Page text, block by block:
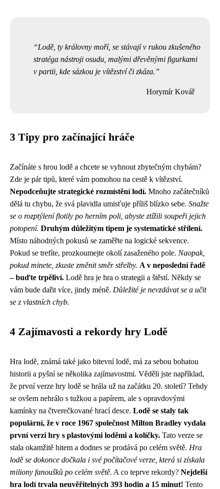
Lodě, ty královny moří, se stávají v rukou zkušeného
stratéga nástroji osudu, malými dřevěnými figurkami
v partii, kde sázkou je vítězství či zkáza.
Horymír Kovář
3 Tipy pro začínající hráče
Začínáte s hrou lodě a chcete se vyhnout zbytečným chybám?
Zde je pár tipů, které vám pomohou na cestě k vítězství.
Nepodceňujte strategické rozmístění lodí. Mnoho začátečníků
dělá tu chybu, že svá plavidla umisťuje příliš blízko sebe. Snažte
se o rozptýlení flotily po herním poli, abyste ztížili soupeři jejich
potopení. Druhým důležitým tipem je systematické střílení.
Místo náhodných pokusů se zaměřte na logické sekvence.
Pokud se trefíte, prozkoumejte okolí zasaženého pole. Naopak,
pokud minete, zkuste změnit směr střelby. A v neposlední řadě
– buďte trpěliví. Lodě hra je hra o strategii a štěstí. Někdy se
vám bude dařit více, jindy méně. Důležité je nevzdávat se a učit
se z vlastních chyb.
4 Zajímavosti a rekordy hry Lodě
Hra lodě, známá také jako bitevní lodě, má za sebou bohatou
historii a pyšní se několika zajímavostmi. Věděli jste například,
že první verze hry lodě se hrála už na začátku 20. století? Tehdy
se ovšem nehrálo s tužkou a papírem, ale s opravdovými
kamínky na čtverečkované hrací desce. Lodě se staly tak
populární, že v roce 1967 společnost Milton Bradley vydala
první verzi hry s plastovými loděmi a kolíčky. Tato verze se
stala okamžitě hitem a dodnes se prodává po celém světě. Hra
lodě se dokonce dočkala i své počítačové verze, která si získala
miliony fanoušků po celém světě. A co teprve rekordy? Nejdelší
hra lodí trvala neuvěřitelných 393 hodin a 15 minut! Tento